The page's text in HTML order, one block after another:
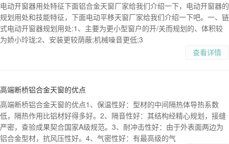
电动开窗器用处特征下面铝合金天窗厂家给我们介绍一下，电动开窗器的
规划用处和技能特征，下面电动平移天窗厂家给我们介绍一下吧。一、链
式电动开窗器规划用处:1、主要为更小型窗户的开/关而规划的、体积较
为娇小玲珑;2、安装更较荫蔽;机械噪音更低;3
查看详情
高端断桥铝合金天窗的优点
高端断桥铝合金天窗的优点1、保温性好：型材的中间隔热体导热系数
低，隔热作用比铝材好得多好。2、隔音性好：其结构经精心规划，接缝
严密，查验成果契合国家A级规范。3、耐冲击性好：由于外表面两边为
铝合金型材，抗风压性好。4、气密性好：有最高级的气